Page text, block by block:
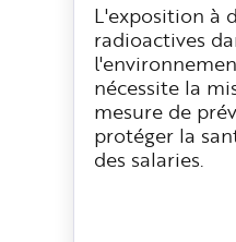
L'exposition à
radioactives
nécessite la
mesure de
protéger la
des salaries.